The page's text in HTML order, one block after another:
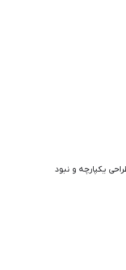
یکپارچه و نبود